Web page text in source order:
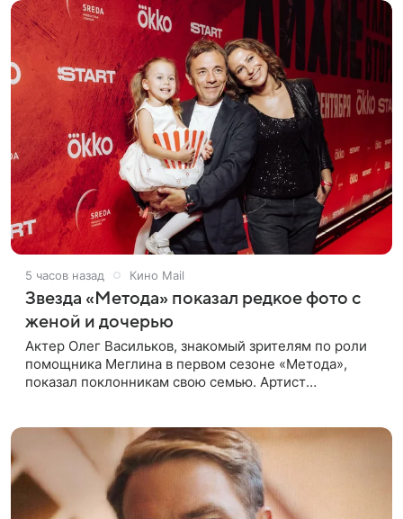
5 часов назад Кино Mail
Звезда «Метода» показал редкое фото с
женой и дочерью
Актер Олег Васильков, знакомый зрителям по роли
помощника Меглина в первом сезоне «Метода»,
показал поклонникам свою семью. Артист